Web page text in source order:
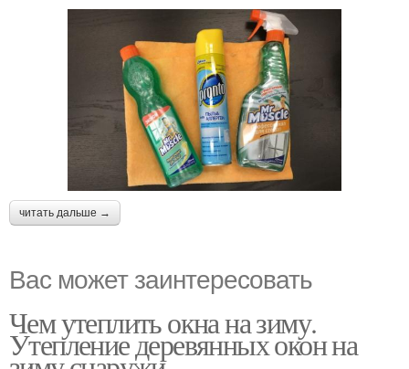
читать дальше →
Вас может заинтересовать
Чем утеплить окна на зиму.
Утепление деревянных окон на